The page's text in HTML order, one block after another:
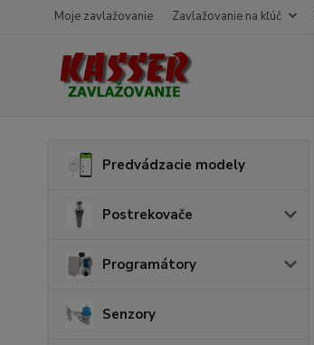
Moje zavlažovanie Zavlažovanie na kľúč
Predvádzacie modely
Postrekovače
Programátory
Senzory